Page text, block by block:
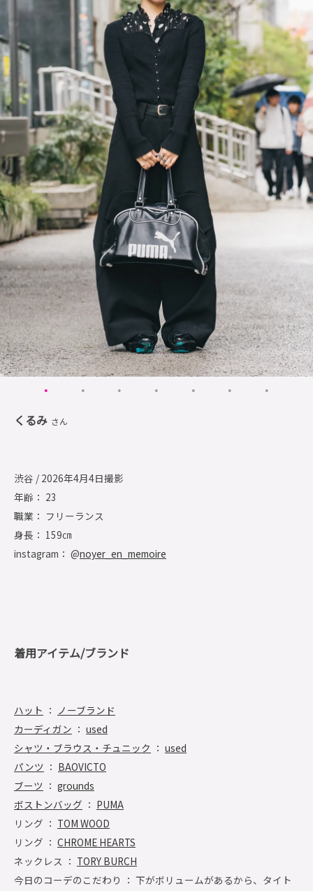
くるみ さん
渋谷 / 2026年4月4日撮影
年齢： 23
職業： フリーランス
身長： 159㎝
instagram： @noyer_en_memoire
着用アイテム/ブランド
ハット ： ノーブランド
カーディガン ： used
シャツ・ブラウス・チュニック ： used
パンツ ： BAOVICTO
ブーツ ： grounds
ボストンバッグ ： PUMA
リング ： TOM WOOD
リング ： CHROME HEARTS
ネックレス ： TORY BURCH
今日のコーデのこだわり ： 下がボリュームがあるから、タイト